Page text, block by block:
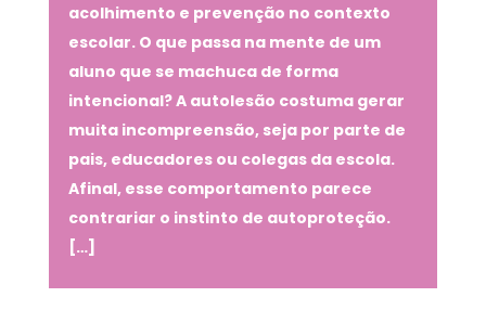
acolhimento e prevenção no contexto
escolar. O que passa na mente de um
aluno que se machuca de forma
intencional? A autolesão costuma gerar
muita incompreensão, seja por parte de
pais, educadores ou colegas da escola.
Afinal, esse comportamento parece
contrariar o instinto de autoproteção.
[…]